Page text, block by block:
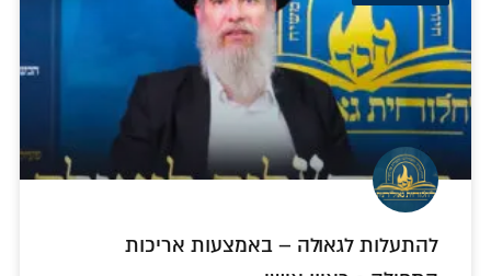
להתעלות לגאולה – באמצעות אריכות